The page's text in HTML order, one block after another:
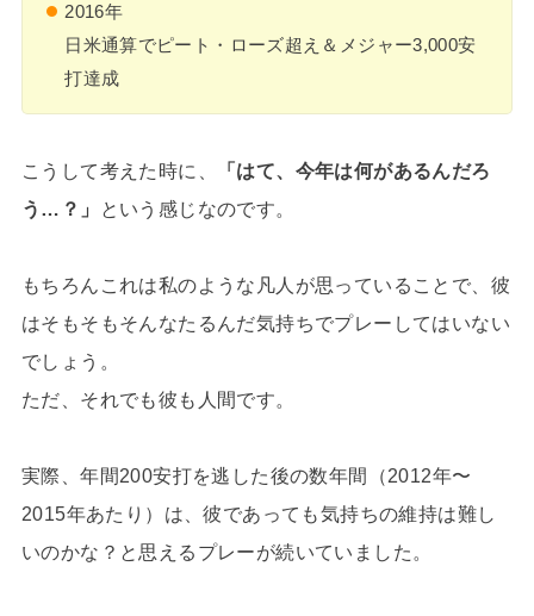
2016年
日米通算でピート・ローズ超え＆メジャー3,000安
打達成
こうして考えた時に、
「はて、今年は何があるんだろ
う…？」
という感じなのです。
もちろんこれは私のような凡人が思っていることで、彼
はそもそもそんなたるんだ気持ちでプレーしてはいない
でしょう。
ただ、それでも彼も人間です。
実際、年間200安打を逃した後の数年間（2012年〜
2015年あたり）は、彼であっても気持ちの維持は難し
いのかな？と思えるプレーが続いていました。